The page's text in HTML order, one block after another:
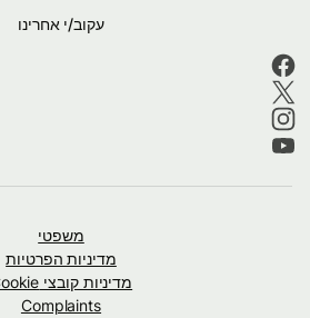
עקוב/י אחרינו
משפטי
מדיניות הפרטיות
מדיניות קובצי Cookie
Complaints